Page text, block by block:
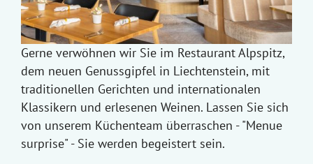
Gerne verwöhnen wir Sie im Restaurant Alpspitz,
dem neuen Genussgipfel in Liechtenstein, mit
traditionellen Gerichten und internationalen
Klassikern und erlesenen Weinen. Lassen Sie sich
von unserem Küchenteam überraschen - "Menue
surprise" - Sie werden begeistert sein.